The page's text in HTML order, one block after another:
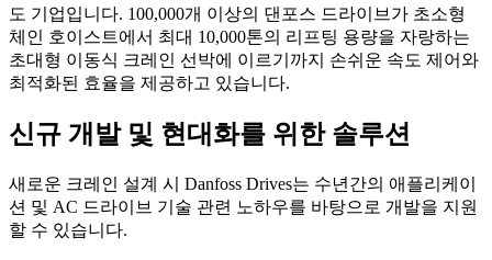
도 기업입니다. 100,000개 이상의 댄포스 드라이브가 초소형
체인 호이스트에서 최대 10,000톤의 리프팅 용량을 자랑하는
초대형 이동식 크레인 선박에 이르기까지 손쉬운 속도 제어와
최적화된 효율을 제공하고 있습니다.
신규 개발 및 현대화를 위한 솔루션
새로운 크레인 설계 시 Danfoss Drives는 수년간의 애플리케이
션 및 AC 드라이브 기술 관련 노하우를 바탕으로 개발을 지원
할 수 있습니다.